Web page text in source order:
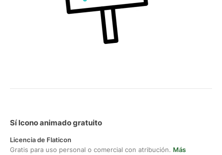
Sí Icono animado gratuito
Licencia de Flaticon
Gratis para uso personal o comercial con atribución. Más